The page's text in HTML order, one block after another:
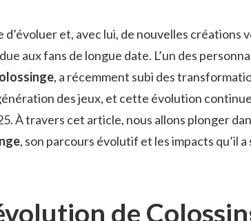
d’évoluer et, avec lui, de nouvelles créations
aux fans de longue date. L’un des
, a récemment subi des
des jeux, et cette évolution
À travers cet article, nous allons plonger
, son parcours évolutif et les impacts qu’il a
de